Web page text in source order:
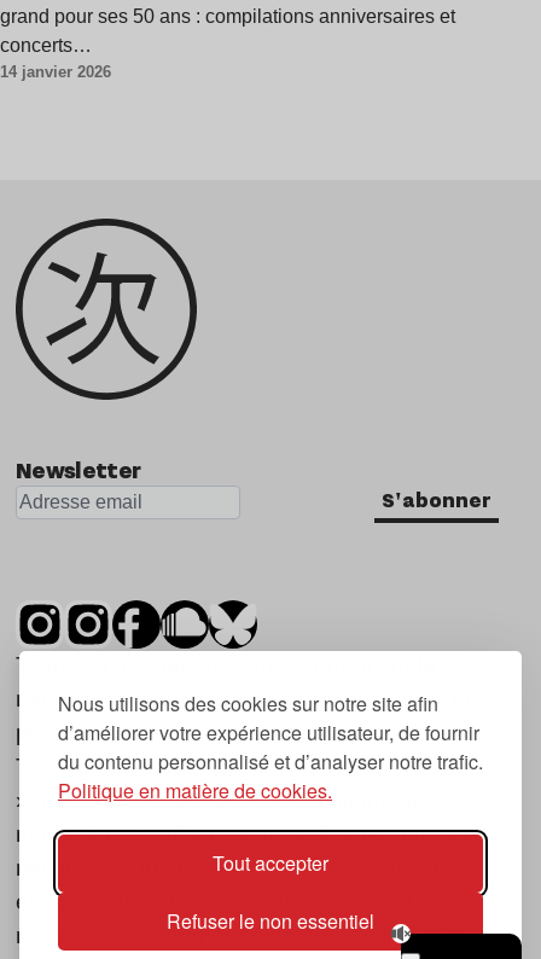
Nous utilisons des cookies sur notre site afin
d’améliorer votre expérience utilisateur, de fournir
du contenu personnalisé et d’analyser notre trafic.
Politique en matière de cookies.
Tout accepter
Refuser le non essentiel
grand pour ses 50 ans : compilations anniversaires et
concerts…
14 janvier 2026
Newsletter
S'abonner
Tsugi est un mensuel indépendant sur la
musique et les nouvelles tendances, dont la
première parution date de 2007.
Tsugi en japonais signifie « prochain », « suivant
», ce qui correspond à la thématique du
magazine, à l’affût des nouvelles tendances
musicales, qu’elles viennent de la musique
électronique, du rock ou du hip hop, et des
nouveaux phénomènes de société liés à la